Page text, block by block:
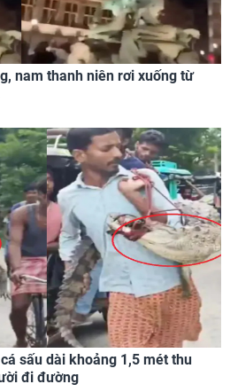
nam thanh niên rơi xuống từ
sấu dài khoảng 1,5 mét thu
đi đường